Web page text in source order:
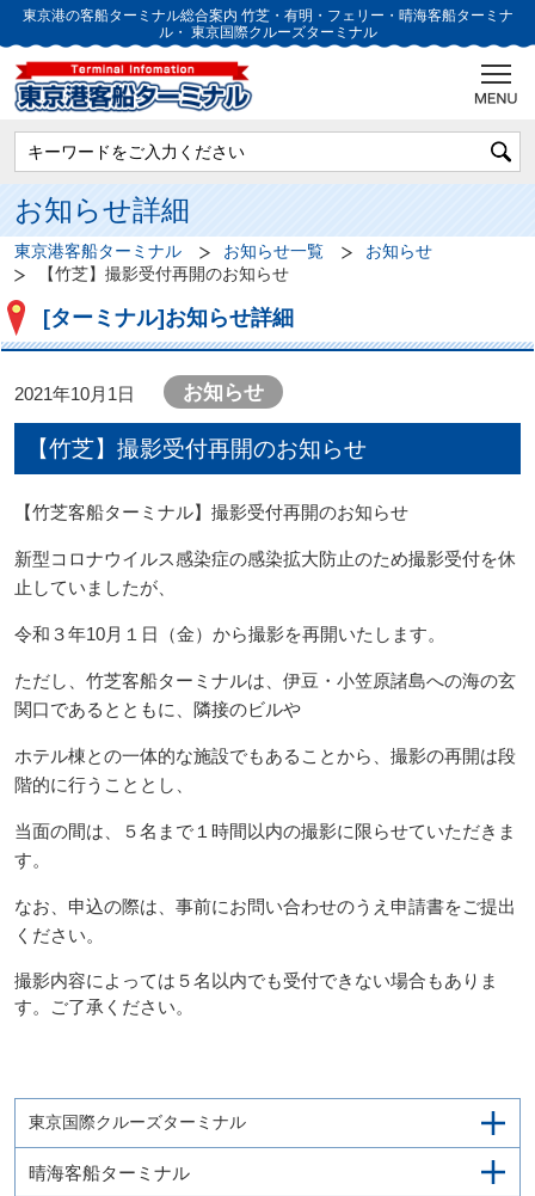
東京港の客船ターミナル総合案内 竹芝・有明・フェリー・晴海客船ターミナ
ル・ 東京国際クルーズターミナル
お知らせ詳細
東京港客船ターミナル お知らせ一覧
お知らせ
【竹芝】撮影受付再開のお知らせ
[ターミナル]お知らせ詳細
2021年10月1日 お知らせ
【竹芝】撮影受付再開のお知らせ
【竹芝客船ターミナル】撮影受付再開のお知らせ
新型コロナウイルス感染症の感染拡大防止のため撮影受付を休
止していましたが、
令和３年10月１日（金）から撮影を再開いたします。
ただし、竹芝客船ターミナルは、伊豆・小笠原諸島への海の玄
関口であるとともに、隣接のビルや
ホテル棟との一体的な施設でもあることから、撮影の再開は段
階的に行うこととし、
当面の間は、５名まで１時間以内の撮影に限らせていただきま
す。
なお、申込の際は、事前にお問い合わせのうえ申請書をご提出
ください。
撮影内容によっては５名以内でも受付できない場合もありま
す。ご了承ください。
東京国際クルーズターミナル
晴海客船ターミナル